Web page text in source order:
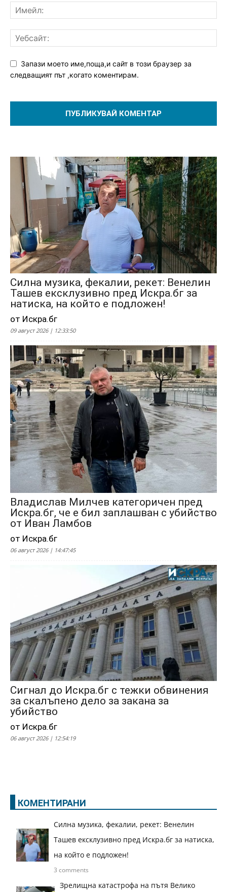
Запази моето име,поща,и сайт в този браузер за
следващият път ,когато коментирам.
Силна музика, фекалии, рекет: Венелин
Ташев ексклузивно пред Искра.бг за
натиска, на който е подложен!
от Искра.бг
09 август 2026 | 12:33:50
Владислав Милчев категоричен пред
Искра.бг, че е бил заплашван с убийство
от Иван Ламбов
от Искра.бг
06 август 2026 | 14:47:45
Сигнал до Искра.бг с тежки обвинения
за скалъпено дело за закана за
убийство
от Искра.бг
06 август 2026 | 12:54:19
КОМЕНТИРАНИ
Силна музика, фекалии, рекет: Венелин
Ташев ексклузивно пред Искра.бг за натиска,
на който е подложен!
3 comments
Зрелищна катастрофа на пътя Велико